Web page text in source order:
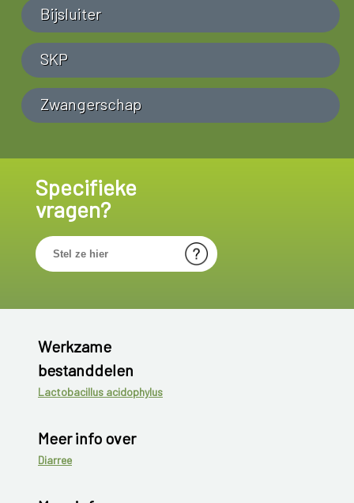
Bijsluiter
SKP
Zwangerschap
Specifieke
vragen?
Werkzame
bestanddelen
Lactobacillus acidophylus
Meer info over
Diarree